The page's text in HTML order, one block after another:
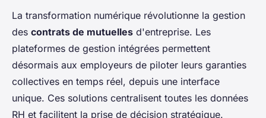
La transformation numérique révolutionne la gestion
des contrats de mutuelles d'entreprise. Les
plateformes de gestion intégrées permettent
désormais aux employeurs de piloter leurs garanties
collectives en temps réel, depuis une interface
unique. Ces solutions centralisent toutes les données
RH et facilitent la prise de décision stratégique.